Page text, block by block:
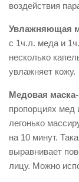
воздействия
Увлажняющая
с 1ч.л. меда и
несколько
увлажняет кожу.
Медовая
пропорциях мед
легонько
на 10 минут.
выравнивает
лицу. Можно